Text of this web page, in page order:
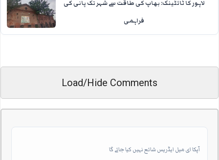
لاہور کا ٹائٹینک: بھاپ کی طاقت سے شہر تک پانی کی
فراہمی
Load/Hide Comments
آپکا ای میل ایڈریس شائع نہیں کیا جائے گا